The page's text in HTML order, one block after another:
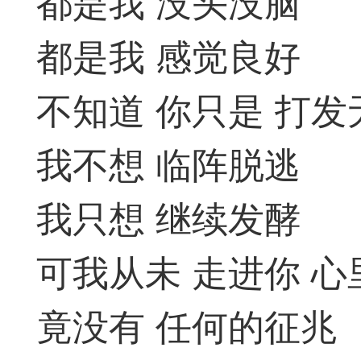
道APP的基本用法
在天天象棋下棋时
链接
弈易道用法视频讲
弈易道用法视频讲
方象棋微信群的方
（备注象棋），再
都是我 感觉良好
不知道 你只是 打发
我不想 临阵脱逃
我只想 继续发酵
可我从未 走进你 心
竟没有 任何的征兆